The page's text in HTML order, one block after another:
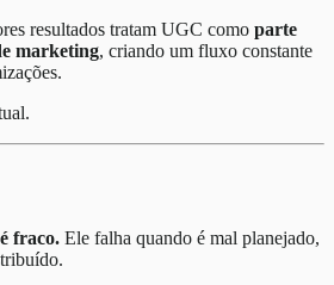
resultados tratam UGC como parte
marketing, criando um fluxo constante
fraco. Ele falha quando é mal planejado,